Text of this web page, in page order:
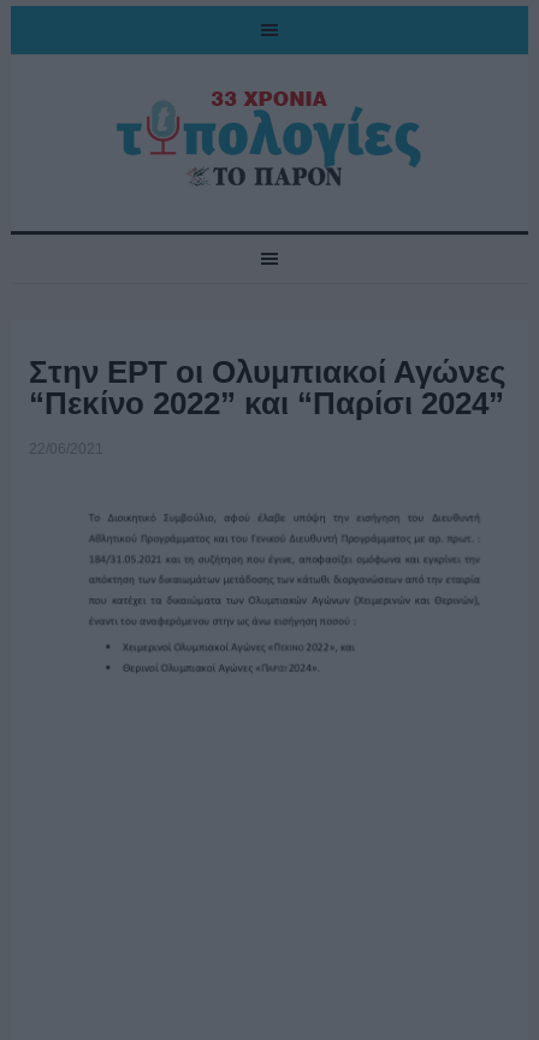
Στην ΕΡΤ οι Ολυμπιακοί Αγώνες
“Πεκίνο 2022” και “Παρίσι 2024”
22/06/2021